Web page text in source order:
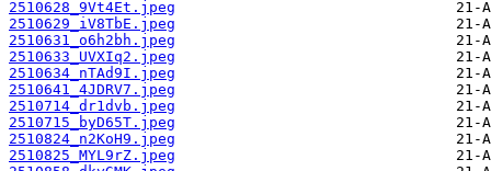
2510628_9Vt4Et.jpeg
2510629_iV8TbE.jpeg
2510631_o6h2bh.jpeg
2510633_UVXIq2.jpeg
2510634_nTAd9I.jpeg
2510641_4JDRV7.jpeg
2510714_dr1dvb.jpeg
2510715_byD65T.jpeg
2510824_n2KoH9.jpeg
2510825_MYL9rZ.jpeg